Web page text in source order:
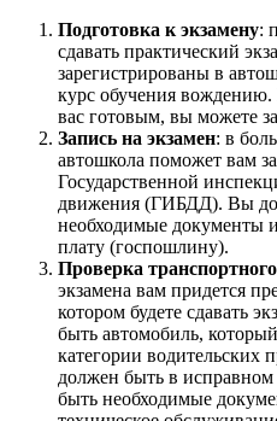
Подготовка к экзамену:
сдавать практический
зарегистрированы в
курс обучения вождению.
вас готовым, вы можете
Запись на экзамен: в
автошкола поможет вам
Государственной
движения (ГИБДД). Вы
необходимые документы
плату (госпошлину).
Проверка транспортного
экзамена вам придется
котором будете сдавать
быть автомобиль,
категории водительских
должен быть в
быть необходимые